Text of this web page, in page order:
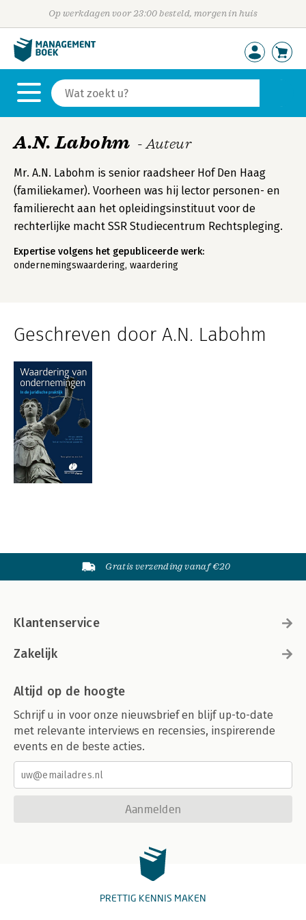
Op werkdagen voor 23:00 besteld, morgen in huis
A.N. Labohm - Auteur
Mr. A.N. Labohm is senior raadsheer Hof Den Haag
(familiekamer). Voorheen was hij lector personen- en
familierecht aan het opleidingsinstituut voor de
rechterlijke macht SSR Studiecentrum Rechtspleging.
Expertise volgens het gepubliceerde werk:
ondernemingswaardering, waardering
Geschreven door A.N. Labohm
Gratis verzending vanaf €20
Klantenservice
Zakelijk
Altijd op de hoogte
Schrijf u in voor onze nieuwsbrief en blijf up-to-date
met relevante interviews en recensies, inspirerende
events en de beste acties.
Aanmelden
PRETTIG KENNIS MAKEN